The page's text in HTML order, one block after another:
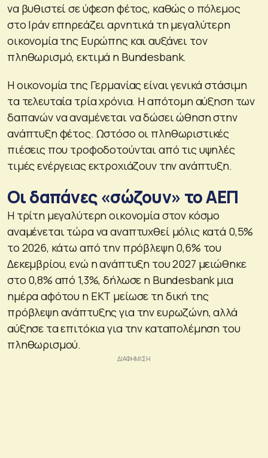
να βυθιστεί σε ύφεση φέτος, καθώς ο πόλεμος
στο Ιράν επηρεάζει αρνητικά τη μεγαλύτερη
οικονομία της Ευρώπης και αυξάνει τον
πληθωρισμό, εκτιμά η Bundesbank.
Η οικονομία της Γερμανίας είναι γενικά στάσιμη
τα τελευταία τρία χρόνια. Η απότομη αύξηση των
δαπανών να αναμένεται να δώσει ώθηση στην
ανάπτυξη φέτος. Ωστόσο οι πληθωριστικές
πιέσεις που τροφοδοτούνται από τις υψηλές
τιμές ενέργειας εκτροχιάζουν την ανάπτυξη.
Οι δαπάνες «σώζουν» το ΑΕΠ
Η τρίτη μεγαλύτερη οικονομία στον κόσμο
αναμένεται τώρα να αναπτυχθεί μόλις κατά 0,5%
το 2026, κάτω από την πρόβλεψη 0,6% του
Δεκεμβρίου, ενώ η ανάπτυξη του 2027 μειώθηκε
στο 0,8% από 1,3%, δήλωσε η Bundesbank μια
ημέρα αφότου η ΕΚΤ μείωσε τη δική της
πρόβλεψη ανάπτυξης για την ευρωζώνη, αλλά
αύξησε τα επιτόκια για την καταπολέμηση του
πληθωρισμού.